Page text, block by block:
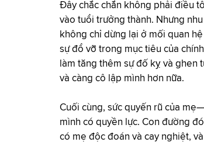
Đây chắc chắn không phải điều
vào tuổi trưởng thành. Nhưng
không chỉ dừng lại ở mối quan
sự đổ vỡ trong mục tiêu của
làm tăng thêm sự đố kỵ và ghen
và càng cô lập mình hơn nữa.
Cuối cùng, sức quyến rũ của
mình có quyền lực. Con đường
có mẹ độc đoán và cay nghiệt,